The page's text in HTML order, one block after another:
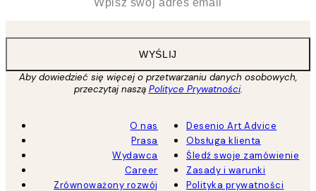
WYŚLIJ
Aby dowiedzieć się więcej o przetwarzaniu danych osobowych,
przeczytaj naszą Polityce Prywatności.
O nas
Prasa
Wydawca
Career
Zrównoważony rozwój
Desenio Art Advice
Obsługa klienta
Śledź swoje zamówienie
Zasady i warunki
Polityka prywatności